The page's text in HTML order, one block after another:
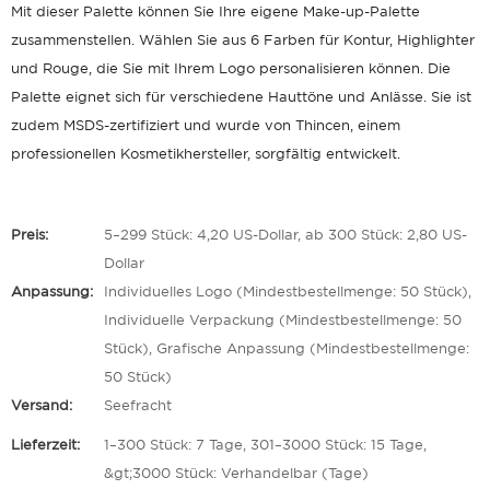
Mit dieser Palette können Sie Ihre eigene Make-up-Palette
zusammenstellen. Wählen Sie aus 6 Farben für Kontur, Highlighter
und Rouge, die Sie mit Ihrem Logo personalisieren können. Die
Palette eignet sich für verschiedene Hauttöne und Anlässe. Sie ist
zudem MSDS-zertifiziert und wurde von Thincen, einem
professionellen Kosmetikhersteller, sorgfältig entwickelt.
Preis: 5–299 Stück: 4,20 US-Dollar, ab 300 Stück: 2,80 US-
Dollar
Anpassung: Individuelles Logo (Mindestbestellmenge: 50 Stück),
Individuelle Verpackung (Mindestbestellmenge: 50
Stück), Grafische Anpassung (Mindestbestellmenge:
50 Stück)
Versand: Seefracht
Lieferzeit: 1–300 Stück: 7 Tage, 301–3000 Stück: 15 Tage,
&gt;3000 Stück: Verhandelbar (Tage)